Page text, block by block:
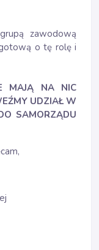
zawodową
o tę rolę i
MAJĄ NA NIC
UDZIAŁ W
SAMORZĄDU